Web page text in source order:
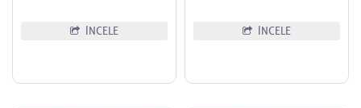
İNCELE İNCELE